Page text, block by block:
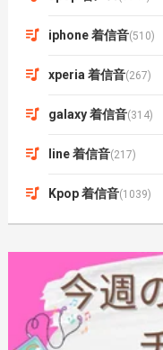
iphone 着信音(510)
xperia 着信音(267)
galaxy 着信音(314)
line 着信音(217)
Kpop 着信音(1039)